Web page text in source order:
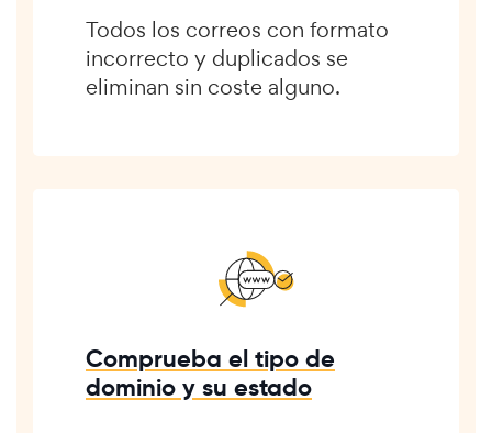
Todos los correos con formato
incorrecto y duplicados se
eliminan sin coste alguno.
Comprueba el tipo de
dominio y su estado